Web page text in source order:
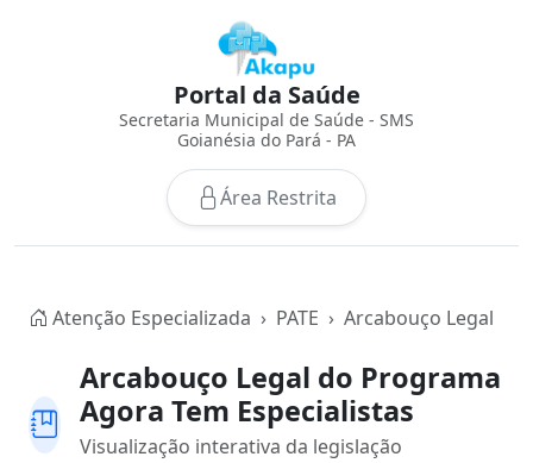
Portal da Saúde
Secretaria Municipal de Saúde - SMS
Goianésia do Pará - PA
Área Restrita
Atenção Especializada PATE Arcabouço Legal
Arcabouço Legal do Programa
Agora Tem Especialistas
Visualização interativa da legislação